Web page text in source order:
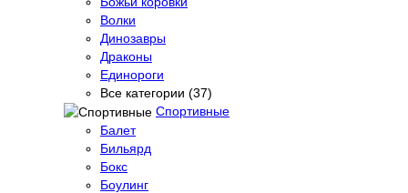
Волки
Динозавры
Драконы
Единороги
Все категории (37)
Спортивные
Балет
Бильярд
Бокс
Боулинг